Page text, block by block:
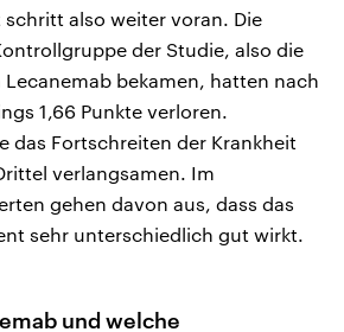
schritt also weiter voran. Die
der Studie, also die
Lecanemab bekamen, hatten nach
1,66 Punkte verloren.
das Fortschreiten der Krankheit
verlangsamen. Im
gehen davon aus, dass das
sehr unterschiedlich gut wirkt.
und welche